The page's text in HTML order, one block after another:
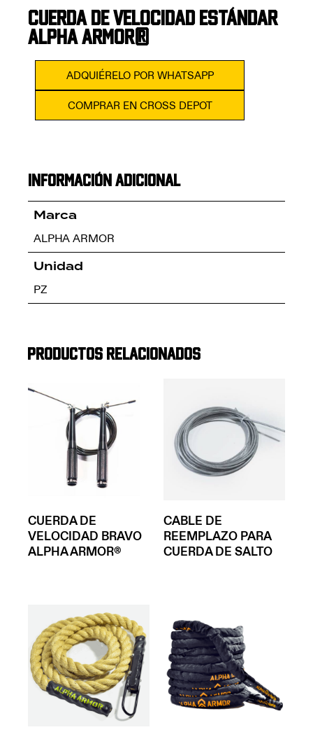
CUERDA DE VELOCIDAD ESTÁNDAR
ALPHA ARMOR®
ADQUIÉRELO POR WHATSAPP
COMPRAR EN CROSS DEPOT
Información adicional
Marca
ALPHA ARMOR
Unidad
PZ
Productos relacionados
CUERDA DE
VELOCIDAD BRAVO
ALPHA ARMOR®
CABLE DE
REEMPLAZO PARA
CUERDA DE SALTO